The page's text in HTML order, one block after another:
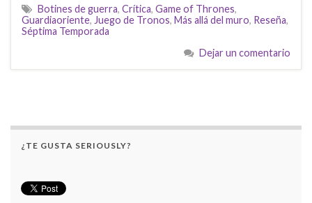
Botines de guerra, Crítica, Game of Thrones,
Guardiaoriente, Juego de Tronos, Más allá del muro, Reseña,
Séptima Temporada
Dejar un comentario
¿TE GUSTA SERIOUSLY?